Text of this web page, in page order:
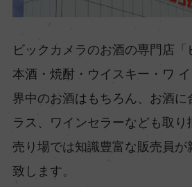
ビックカメラのお酒の専門店「
本酒・焼酎・ウイスキー・ワ
界中のお酒はもちろん、お酒
ラス、ワインセラーなども取り
売り場では知識豊富な販売員が
致します。